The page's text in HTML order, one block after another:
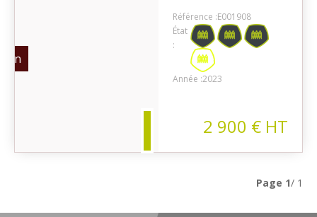
Référence :E001908
État
:
Année :2023
2 900 € HT
Page 1/ 1